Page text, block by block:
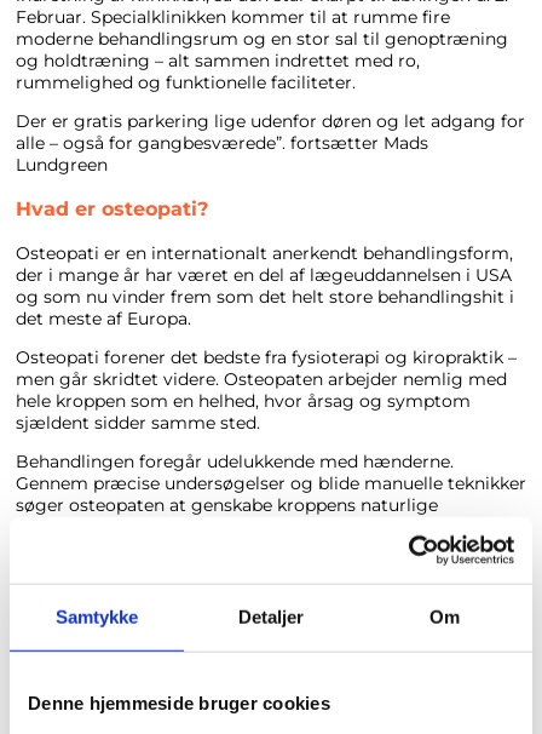
Samtykke Detaljer Om
Denne hjemmeside bruger cookies
Februar. Specialklinikken kommer til at rumme fire
moderne behandlingsrum og en stor sal til genoptræning
og holdtræning – alt sammen indrettet med ro,
rummelighed og funktionelle faciliteter.
Der er gratis parkering lige udenfor døren og let adgang for
alle – også for gangbesværede”. fortsætter Mads
Lundgreen
Hvad er osteopati?
Osteopati er en internationalt anerkendt behandlingsform,
der i mange år har været en del af lægeuddannelsen i USA
og som nu vinder frem som det helt store behandlingshit i
det meste af Europa.
Osteopati forener det bedste fra fysioterapi og kiropraktik –
men går skridtet videre. Osteopaten arbejder nemlig med
hele kroppen som en helhed, hvor årsag og symptom
sjældent sidder samme sted.
Behandlingen foregår udelukkende med hænderne.
Gennem præcise undersøgelser og blide manuelle teknikker
søger osteopaten at genskabe kroppens naturlige
“Hvor kiropraktoren ofte fokuserer på led, ser osteopaten
hele kroppen som ét samlet kredsløb,” forklarer Thomas
Aaberg.
“Vi arbejder både med muskler, led, bindevæv,
pludselig får løst et problem, de har kæmpet med i årevis”
slutter Aaberg